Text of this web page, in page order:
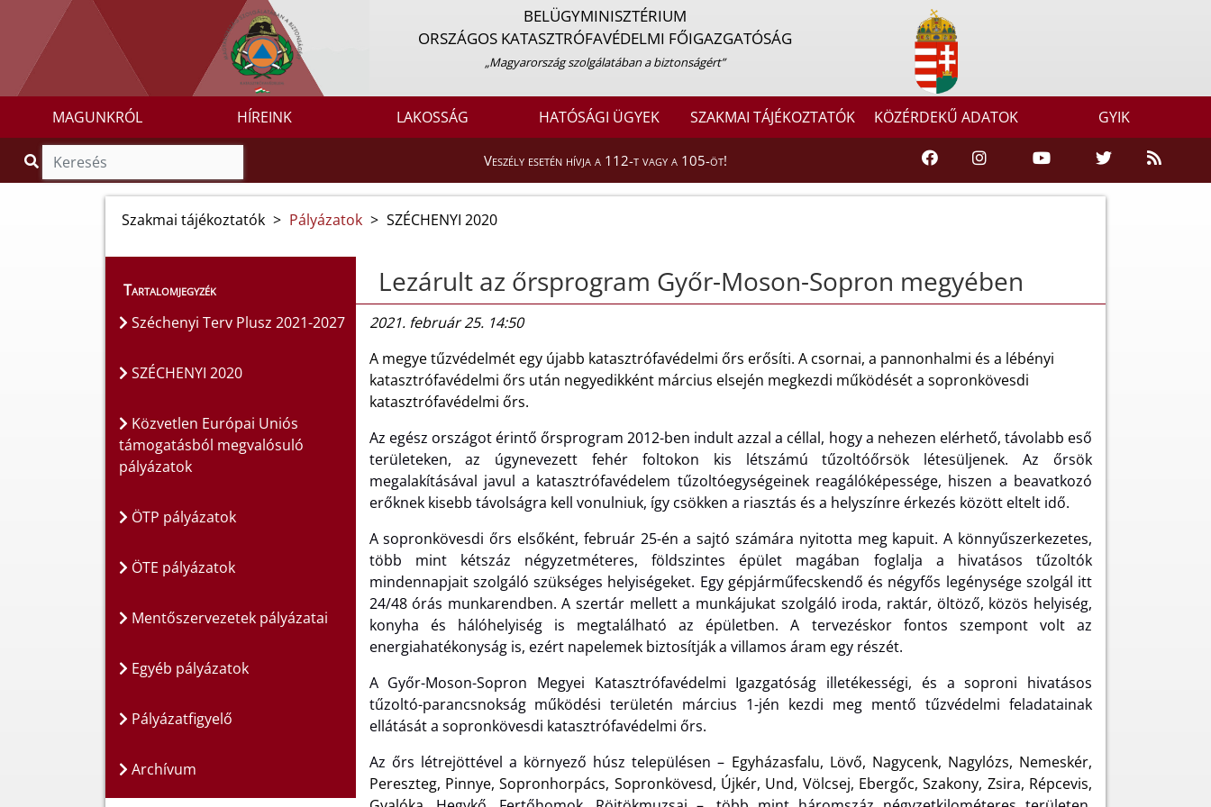
BELÜGYMINISZTÉRIUM
ORSZÁGOS KATASZTRÓFAVÉDELMI FŐIGAZGATÓSÁG
„Magyarország szolgálatában a biztonságért”
MAGUNKRÓL HÍREINK LAKOSSÁG HATÓSÁGI ÜGYEK SZAKMAI TÁJÉKOZTATÓK KÖZÉRDEKŰ ADATOK GYIK
Veszély esetén hívja a 112-t vagy a 105-öt!
Szakmai tájékoztatók > Pályázatok > SZÉCHENYI 2020
Tartalomjegyzék
Széchenyi Terv Plusz 2021-2027
SZÉCHENYI 2020
Közvetlen Európai Uniós
támogatásból megvalósuló
pályázatok
ÖTP pályázatok
ÖTE pályázatok
Mentőszervezetek pályázatai
Egyéb pályázatok
Pályázatfigyelő
Archívum
Lezárult az őrsprogram Győr-Moson-Sopron megyében
2021. február 25. 14:50
A megye tűzvédelmét egy újabb katasztrófavédelmi őrs erősíti. A csornai, a pannonhalmi és a lébényi
katasztrófavédelmi őrs után negyedikként március elsején megkezdi működését a sopronkövesdi
katasztrófavédelmi őrs.
Az egész országot érintő őrsprogram 2012-ben indult azzal a céllal, hogy a nehezen elérhető, távolabb eső
területeken, az úgynevezett fehér foltokon kis létszámú tűzoltóőrsök létesüljenek. Az őrsök
megalakításával javul a katasztrófavédelem tűzoltóegységeinek reagálóképessége, hiszen a beavatkozó
erőknek kisebb távolságra kell vonulniuk, így csökken a riasztás és a helyszínre érkezés között eltelt idő.
A sopronkövesdi őrs elsőként, február 25-én a sajtó számára nyitotta meg kapuit. A könnyűszerkezetes,
több mint kétszáz négyzetméteres, földszintes épület magában foglalja a hivatásos tűzoltók
mindennapjait szolgáló szükséges helyiségeket. Egy gépjárműfecskendő és négyfős legénysége szolgál itt
24/48 órás munkarendben. A szertár mellett a munkájukat szolgáló iroda, raktár, öltöző, közös helyiség,
konyha és hálóhelyiség is megtalálható az épületben. A tervezéskor fontos szempont volt az
energiahatékonyság is, ezért napelemek biztosítják a villamos áram egy részét.
A Győr-Moson-Sopron Megyei Katasztrófavédelmi Igazgatóság illetékességi, és a soproni hivatásos
tűzoltó-parancsnokság működési területén március 1-jén kezdi meg mentő tűzvédelmi feladatainak
ellátását a sopronkövesdi katasztrófavédelmi őrs.
Az őrs létrejöttével a környező húsz településen – Egyházasfalu, Lövő, Nagycenk, Nagylózs, Nemeskér,
Pereszteg, Pinnye, Sopronhorpács, Sopronkövesd, Újkér, Und, Völcsej, Ebergőc, Szakony, Zsira, Répcevis,